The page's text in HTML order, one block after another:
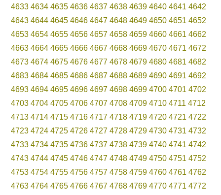
4633 4634 4635 4636 4637 4638 4639 4640 4641 4642
4643 4644 4645 4646 4647 4648 4649 4650 4651 4652
4653 4654 4655 4656 4657 4658 4659 4660 4661 4662
4663 4664 4665 4666 4667 4668 4669 4670 4671 4672
4673 4674 4675 4676 4677 4678 4679 4680 4681 4682
4683 4684 4685 4686 4687 4688 4689 4690 4691 4692
4693 4694 4695 4696 4697 4698 4699 4700 4701 4702
4703 4704 4705 4706 4707 4708 4709 4710 4711 4712
4713 4714 4715 4716 4717 4718 4719 4720 4721 4722
4723 4724 4725 4726 4727 4728 4729 4730 4731 4732
4733 4734 4735 4736 4737 4738 4739 4740 4741 4742
4743 4744 4745 4746 4747 4748 4749 4750 4751 4752
4753 4754 4755 4756 4757 4758 4759 4760 4761 4762
4763 4764 4765 4766 4767 4768 4769 4770 4771 4772